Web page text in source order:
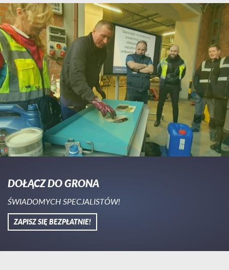
DOŁĄCZ DO GRONA
ŚWIADOMYCH SPECJALISTÓW!
ZAPISZ SIĘ BEZPŁATNIE!